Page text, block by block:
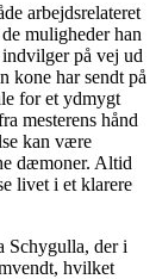
arbejdsrelateret
muligheder han
på vej ud
kone har sendt på
for et ydmygt
mesterens hånd
kan være
dæmoner. Altid
livet i et klarere
Schygulla, der i
hvilket